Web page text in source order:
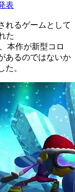
表
れるゲームとして
た
本作が新型コロ
あるのではないか
た。